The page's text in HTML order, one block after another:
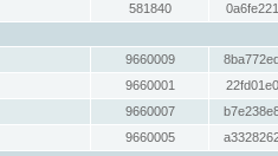
581840
9660009
9660001
9660007
9660005